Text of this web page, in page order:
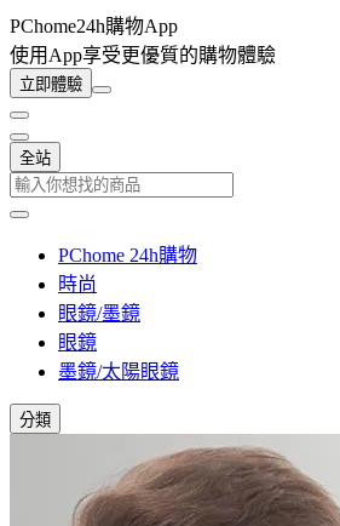
PChome24h購物App
使用App享受更優質的購物體驗
立即體驗
全站
PChome 24h購物
時尚
眼鏡/墨鏡
眼鏡
墨鏡/太陽眼鏡
分類